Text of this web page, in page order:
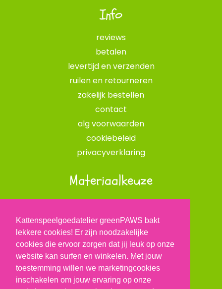
Info
reviews
betalen
levertijd en verzenden
ruilen en retourneren
zakelijk bestellen
contact
alg voorwaarden
cookiebeleid
privacyverklaring
Materiaalkeuze
onze stofkeuze
catnip kruiden
BLOG
Kattenspeelgoedatelier greenPAWS bakt
lekkere cookies! Er zijn noodzakelijke
cookies die ervoor zorgen dat jij leuk op onze
website kan surfen en winkelen. Met jouw
toestemming willen we marketingcookies
inschakelen om jouw ervaring op onze